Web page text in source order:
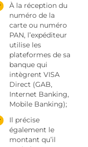
À la réception du
numéro de la
carte ou numéro
PAN, l’expéditeur
utilise les
plateformes de sa
banque qui
intègrent VISA
Direct (GAB,
Internet Banking,
Mobile Banking);
Il précise
également le
montant qu’il